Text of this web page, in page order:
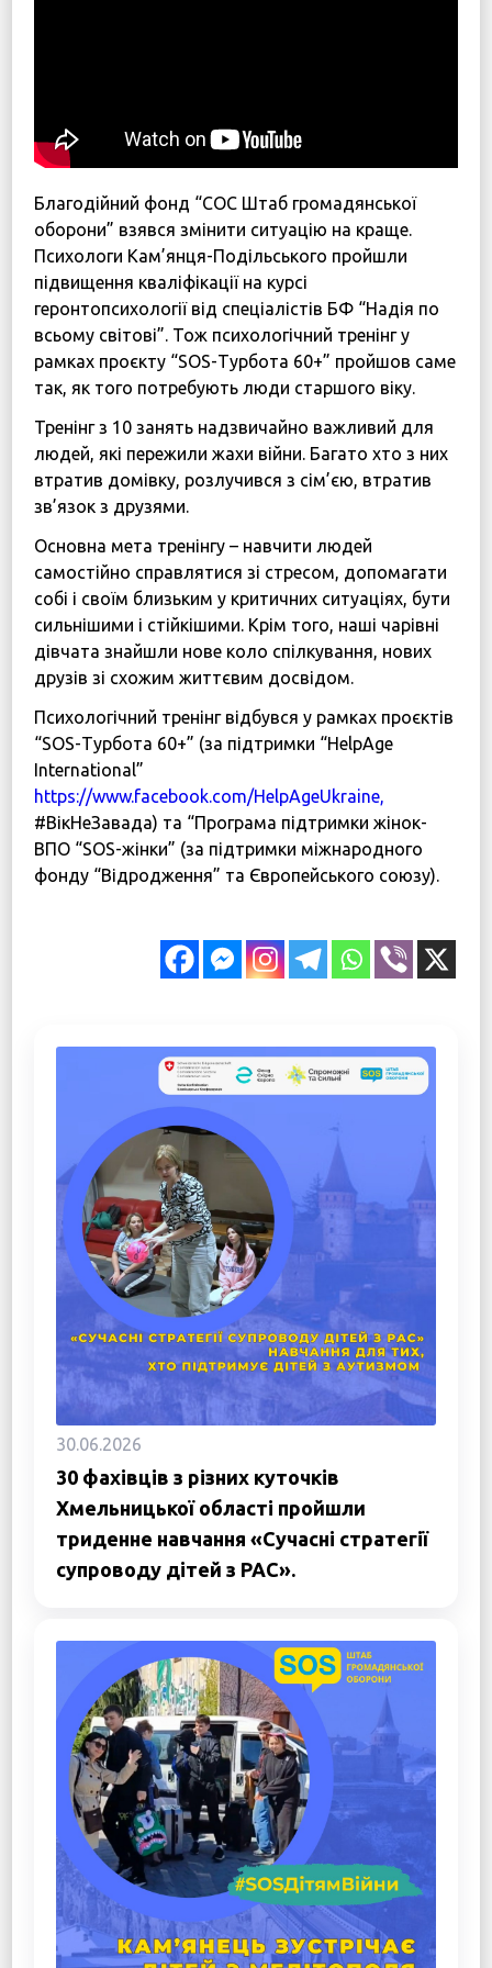
Новини
Прозорість та звітність
Закупівлі
Політики
Україна, м. Кам’янець-Подільський,
вул. Івана Франка, 30
sos.fondbf@gmail.com
+38 067 38 44 344
Благодійний фонд “СОС Штаб громадянської
оборони” взявся змінити ситуацію на краще.
Психологи Кам’янця-Подільського пройшли
підвищення кваліфікації на курсі
геронтопсихології від спеціалістів БФ “Надія по
всьому світові”. Тож психологічний тренінг у
рамках проєкту “SOS-Турбота 60+” пройшов саме
так, як того потребують люди старшого віку.
Тренінг з 10 занять надзвичайно важливий для
людей, які пережили жахи війни. Багато хто з них
втратив домівку, розлучився з сім’єю, втратив
зв’язок з друзями.
Основна мета тренінгу – навчити людей
самостійно справлятися зі стресом, допомагати
собі і своїм близьким у критичних ситуаціях, бути
сильнішими і стійкішими. Крім того, наші чарівні
дівчата знайшли нове коло спілкування, нових
друзів зі схожим життєвим досвідом.
Психологічний тренінг відбувся у рамках проєктів
“SOS-Турбота 60+” (за підтримки “HelpAge
International”
https://www.facebook.com/HelpAgeUkraine,
#ВікНеЗавада) та “Програма підтримки жінок-
ВПО “SOS-жінки” (за підтримки міжнародного
фонду “Відродження” та Європейського союзу).
30.06.2026
30 фахівців з різних куточків
Хмельницької області пройшли
триденне навчання «Сучасні стратегії
супроводу дітей з РАС».